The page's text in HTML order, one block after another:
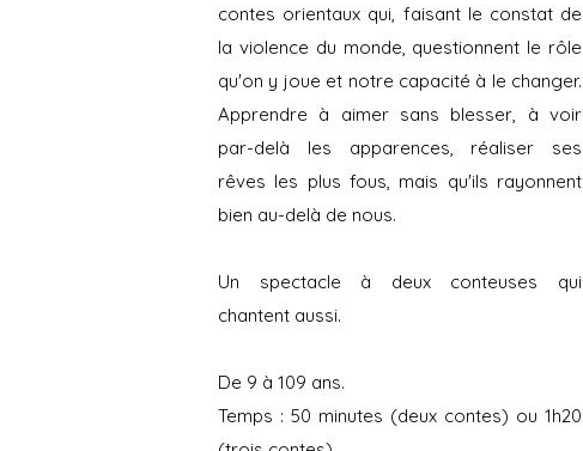
contes orientaux qui, faisant le constat de
la violence du monde, questionnent le rôle
qu'on y joue et notre capacité à le changer.
Apprendre à aimer sans blesser, à voir
par-delà les apparences, réaliser ses
rêves les plus fous, mais qu'ils rayonnent
bien au-delà de nous.
Un spectacle à deux conteuses qui
chantent aussi.
De 9 à 109 ans.
Temps : 50 minutes (deux contes) ou 1h20